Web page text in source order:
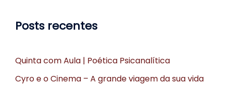
Posts recentes
Quinta com Aula | Poética Psicanalítica
Cyro e o Cinema – A grande viagem da sua vida